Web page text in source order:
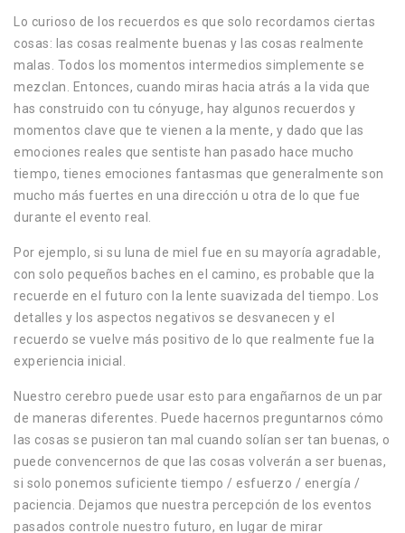
Lo curioso de los recuerdos es que solo recordamos ciertas
cosas: las cosas realmente buenas y las cosas realmente
malas. Todos los momentos intermedios simplemente se
mezclan. Entonces, cuando miras hacia atrás a la vida que
has construido con tu cónyuge, hay algunos recuerdos y
momentos clave que te vienen a la mente, y dado que las
emociones reales que sentiste han pasado hace mucho
tiempo, tienes emociones fantasmas que generalmente son
mucho más fuertes en una dirección u otra de lo que fue
durante el evento real.
Por ejemplo, si su luna de miel fue en su mayoría agradable,
con solo pequeños baches en el camino, es probable que la
recuerde en el futuro con la lente suavizada del tiempo. Los
detalles y los aspectos negativos se desvanecen y el
recuerdo se vuelve más positivo de lo que realmente fue la
experiencia inicial.
Nuestro cerebro puede usar esto para engañarnos de un par
de maneras diferentes. Puede hacernos preguntarnos cómo
las cosas se pusieron tan mal cuando solían ser tan buenas, o
puede convencernos de que las cosas volverán a ser buenas,
si solo ponemos suficiente tiempo / esfuerzo / energía /
paciencia. Dejamos que nuestra percepción de los eventos
pasados controle nuestro futuro, en lugar de mirar